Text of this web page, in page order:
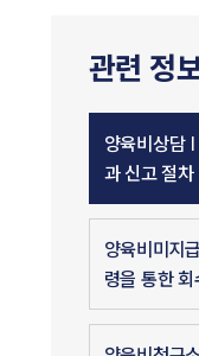
관련 정
양육비상담
과 신고 절차
양육비미지
령을 통한 회